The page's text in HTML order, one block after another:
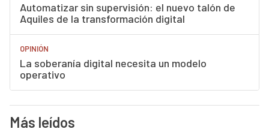
Automatizar sin supervisión: el nuevo talón de
Aquiles de la transformación digital
OPINIÓN
La soberanía digital necesita un modelo
operativo
Más leídos